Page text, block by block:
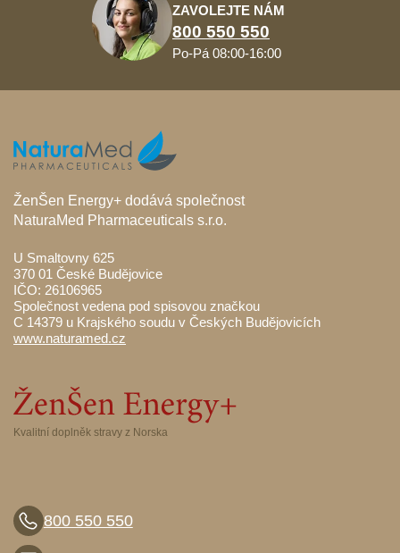
ZAVOLEJTE NÁM
800 550 550
Po-Pá 08:00-16:00
ŽenŠen Energy+ dodává společnost
NaturaMed Pharmaceuticals s.r.o.
U Smaltovny 625
370 01 České Budějovice
IČO: 26106965
Společnost vedena pod spisovou značkou
C 14379 u Krajského soudu v Českých Budějovicích
www.naturamed.cz
Kvalitní doplněk stravy z Norska
800 550 550